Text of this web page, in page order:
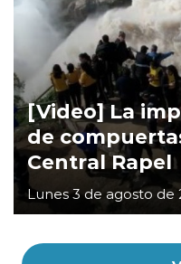
[Video] La
de
Central Rapel
Lunes 3 de agosto de